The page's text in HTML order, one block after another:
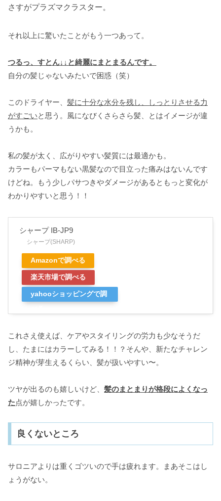
さすがプラズマクラスター。
それ以上に驚いたことがもう一つあって。
つるっ、すとん↓↓ と綺麗にまとまるんです。
自分の髪じゃないみたいで困惑（笑）
このドライヤー、 髪に十分な水分を残し、しっとりさせる力
がすごいと思う。風になびくさらさら髪、とはイメージが違
うかも。
私の髪が太く、広がりやすい髪質には最適かも。
カラーもパーマもない黒髪なので目立った痛みはないんです
けどね。もう少しパサつきやダメージがあるともっと変化が
わかりやすいと思う！！
シャープ IB-JP9
シャープ(SHARP)
Amazonで調べる
楽天市場で調べる
yahooショッピングで調
これさえ使えば、ケアやスタイリングの労力も少なそうだ
し、たまにはカラーしてみる！！？そんや、新たなチャレン
ジ精神が芽生えるくらい、髪が扱いやすい〜。
ツヤが出るのも嬉しいけど、 髪のまとまりが格段によくなっ
た点が嬉しかったです。
良くないところ
サロニアよりは重くゴツいので手は疲れます。まあそこはし
ょうがない。